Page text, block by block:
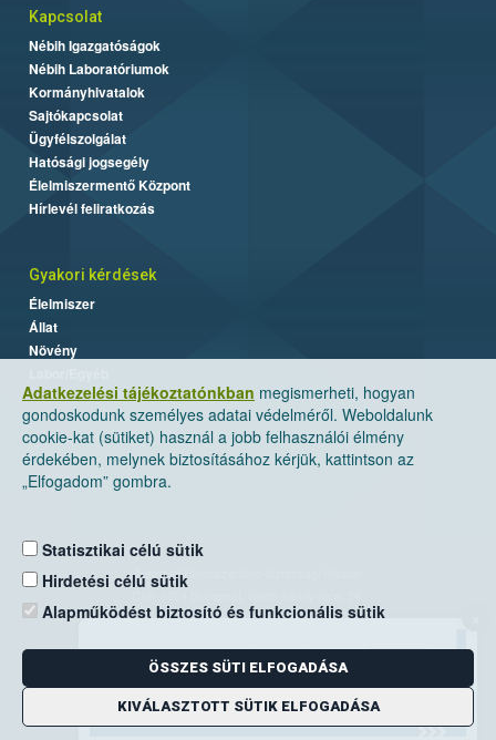
Adatkezelési tájékoztatónkban megismerheti, hogyan
gondoskodunk személyes adatai védelméről. Weboldalunk
cookie-kat (sütiket) használ a jobb felhasználói élmény
érdekében, melynek biztosításához kérjük, kattintson az
„Elfogadom” gombra.
Statisztikai célú sütik
Hirdetési célú sütik
Alapműködést biztosító és funkcionális sütik
ÖSSZES SÜTI ELFOGADÁSA
KIVÁLASZTOTT SÜTIK ELFOGADÁSA
Kapcsolat
Nébih Igazgatóságok
Nébih Laboratóriumok
Kormányhivatalok
Sajtókapcsolat
Ügyfélszolgálat
Hatósági jogsegély
Élelmiszermentő Központ
Hírlevél feliratkozás
Gyakori kérdések
Élelmiszer
Állat
Növény
Nemzeti Élelmiszerlánc-biztonsági Hivatal
Levelezési cím: 1525 Budapest. Pf. 30.
E-mail:ugyfelszolgalat@nebih.gov.hu
Zöld szám: 06-80/263-244
Telefon: 06-1/ 336-9000